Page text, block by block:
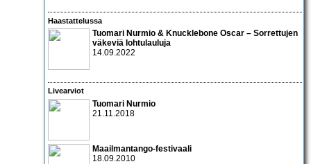
Haastattelussa
Tuomari Nurmio & Knucklebone Oscar – Sorrettujen
väkeviä lohtulauluja
14.09.2022
Livearviot
Tuomari Nurmio
21.11.2018
Maailmantango-festivaali
18.09.2010